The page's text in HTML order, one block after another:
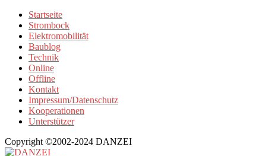
Startseite
Strombock
Elektromobilität
Baublog
Technik
Online
Offline
Kontakt
Impressum/Datenschutz
Kooperationen
Unterstützer
Copyright ©2002-2024 DANZEI